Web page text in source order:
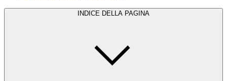
INDICE DELLA PAGINA